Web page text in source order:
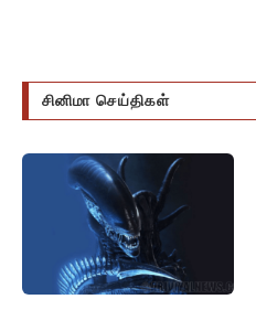
சினிமா செய்திகள்